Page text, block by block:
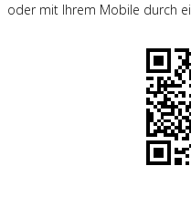
oder mit Ihrem Mobile durch